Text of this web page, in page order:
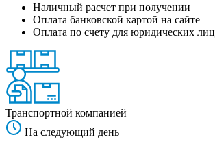
Наличный расчет при получении
Оплата банковской картой на сайте
Оплата по счету для юридических лиц
Транспортной компанией
На следующий день